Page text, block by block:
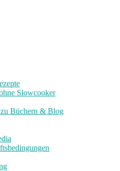
Slowcooker
Büchern & Blog